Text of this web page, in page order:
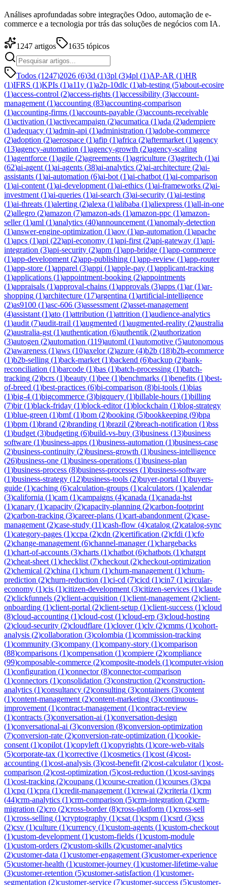
Análises aprofundadas sobre integrações Odoo, automação de e-
commerce e a tecnologia por trás das soluções de negócios com IA.
1247 artigos 1635 tópicos
Todos (1247)2026 (6)3d (1)3pl (3)4pl (1)AP-AR (1)HR
(1)IFRS (1)KPIs (1)a11y (1)a2p-10dlc (1)ab-testing (5)about-ecosire
(1)access-control (2)access-rights (1)accessibility (3)account-
management (1)accounting (83)accounting-comparison
(1)accounting-firms (1)accounts-payable (3)accounts-receivable
(1)activation (1)activecampaign (2)acumatica (1)ada (2)adempiere
(1)adequacy (1)admin-api (1)administration (1)adobe-commerce
(2)adoption (2)aerospace (1)afip (1)africa (2)aftermarket (1)agency
(13)agency-automation (1)agency-growth (2)agency-scaling
(1)agentforce (1)agile (2)agreements (1)agriculture (3)agritech (1)ai
(62)ai-agent (1)ai-agents (38)ai-analytics (2)ai-architecture (2)ai-
assistants (1)ai-automation (6)ai-bot (1)ai-chatbot (1)ai-comparison
(1)ai-content (1)ai-development (1)ai-ethics (1)ai-frameworks (2)ai-
investment (1)ai-queries (1)ai-search (3)ai-security (1)ai-testing
(1)ai-threats (1)alerting (2)alexa (1)alibaba (1)aliexpress (1)all-in-one
(2)allegro (2)amazon (7)amazon-ads (1)amazon-ppc (1)amazon-
seller(1)aml (1)analytics (40)announcement (1)anomaly-detection
(1)answer-engine-optimization (1)aov (1)ap-automation (1)apache
(1)apcs (1)api (22)api-economy (1)api-first (2)api-gateway (1)api-
integration (3)api-security (2)apm (1)app-bridge (1)app-commerce
(1)app-development (2)app-publishing (1)app-review (1)app-router
(1)app-store (1)apparel (3)appi (1)apple-pay (1)applicant-tracking
(1)applications (1)appointment-booking (2)appointments
(1)appraisals (1)approval-chains (1)approvals (3)apps (1)ar(1)ar-
shopping (1)architecture (17)argentina (1)artificial-intelligence
(2)as9100 (1)asc-606 (3)assessment (2)asset-management
(4)assistant (1)ato (1)attribution (1)attrition (1)audience-analytics
(1)audit (7)audit-trail (1)augmented (1)augmented-reality (2)australia
(2)australia-gst (1)authentication (6)authentik (2)authorization
(3)autogen (2)automation (119)automl (1)automotive (5)autonomous
(2)awareness (1)aws (10)axelor(2)azure (4)b2b (18)b2b-ecommerce
(1)b2b-selling (1)back-market (1)backend (6)backup (2)bank-
reconciliation (1)barcode (1)bas (1)batch-processing (1)batch-
tracking (2)bcrs (1)beauty (1)bee (1)benchmarks (1)benefits (1)best-
of-breed (1)best-practices (6)bi-comparison (8)bi-tools (1)bias
(1)big-4 (1)bigcommerce (3)bigquery (1)billable-hours (1)billing
(7)bir(1)black-friday (1)block-editor(1)blockchain (1)blog-strategy
(1)blue-green (1)bmf(1)bom (2)booking (5)bookkeeping (9)bpa
(1)bpm (1)brand (2)branding (1)brazil (2)breach-notification (1)bss
(1)budget (3)budgeting (6)build-vs-buy (3)business (13)business
software (1)business-apps (1)business-automation (1)business-case
(2)business-continuity (2)business-growth (1)business-intelligence
(26)business-one (1)business-operations (1)business-plan
(1)business-process (8)business-processes (1)business-software
(1)business-strategy (12)business-tools (2)buyer-portal (1)buyers-
guide (1)caching (6)calculation-groups (1)calculators (1)calendar
(3)california (1)cam (1)campaigns (4)canada (1)canada-hst
(1)canary (1)capacity (2)capacity-planning (2)carbon-footprint
(2)carbon-tracking (3)career-plans (1)cart-abandonment (2)case-
management (2)case-study (11)cash-flow (4)catalog (2)catalog-sync
(1)category-pages (1)ccpa (2)cdn (2)certification (2)cfdi (1)cfo
(2)change-management (6)channel-manager(1)chargebacks
(1)chart-of-accounts (3)charts (1)chatbot (6)chatbots (1)chatgpt
(2)cheat-sheet (1)checklist (7)checkout (2)checkout-optimization
(2)chemical (2)china (1)churn (1)churn-management (1)churn-
prediction (2)churn-reduction (1)ci-cd (7)cicd (1)cin7 (1)circular-
economy (1)cis (1)citizen-development (3)citizen-services (1)claude
(2)clickfunnels (2)client-acquisition (1)client-management (2)client-
onboarding (1)client-portal (2)client-setup (1)client-success (1)cloud
(8)cloud-accounting (1)cloud-cost (1)cloud-erp (3)cloud-hosting
(2)cloud-security (2)cloudflare (1)clover(1)clv (2)cmms (1)cohort-
analysis (2)collaboration (3)colombia (1)commission-tracking
(1)community (3)company (1)company-story (1)comparison
(88)comparisons (1)compensation (1)compiere (2)compliance
(99)composable-commerce (2)composite-models (1)computer-vision
(1)configuration (1)connector(8)connector-comparison
(1)connectors (1)consolidation (3)construction (2)construction-
analytics (1)consultancy (2)consulting (3)containers (3)content
(1)content-management (2)content-marketing (3)continuous-
improvement (1)contract-management (1)contract-review
(1)contracts (3)conversation-ai (1)conversation-design
(1)conversational-ai (3)conversion (8)conversion-optimization
(7)conversion-rate (2)conversion-rate-optimization (1)cookie-
consent (1)copilot (1)copyleft (1)copyrights (1)core-web-vitals
(5)corporate-tax (1)corrective (1)cosmetics (1)cost (4)cost-
accounting (1)cost-analysis (3)cost-benefit (2)cost-calculator(1)cost-
comparison (2)cost-optimization (5)cost-reduction (1)cost-savings
(1)cost-tracking (2)coupang (1)course-creation (1)courses (3)cpa
(1)cpq (1)cpra (1)credit-management (1)crewai (2)criteria (1)crm
(44)crm-analytics (1)crm-comparison (5)crm-integration (2)crm-
migration (2)cro (2)cross-border(8)cross-platform (1)cross-sell
(1)cross-selling (1)cryptography (1)csat (1)cspm (1)csrd (3)css
(2)csv (1)culture (1)currency (1)custom-agents (1)custom-checkout
(1)custom-development (1)custom-fields (1)custom-module
(1)custom-orders (2)custom-skills (2)customer-analytics
(2)customer-data (1)customer-engagement (3)customer-experience
(5)customer-health (1)customer-journey (1)customer-lifetime-value
(3)customer-retention (5)customer-satisfaction (1)customer-
segmentation (2)customer-service (7)customer-success (5)customer-